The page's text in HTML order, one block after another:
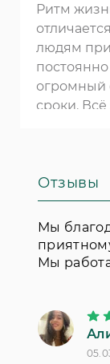
Ритм
людям
огромный
сроки.
заметить
проблем
Отзывы
Мы
Мы